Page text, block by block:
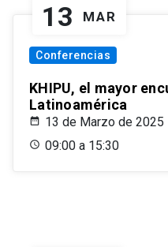
13 MAR
Conferencias
KHIPU, el mayor
Latinoamérica
13 de Marzo de 2025
09:00 a 15:30